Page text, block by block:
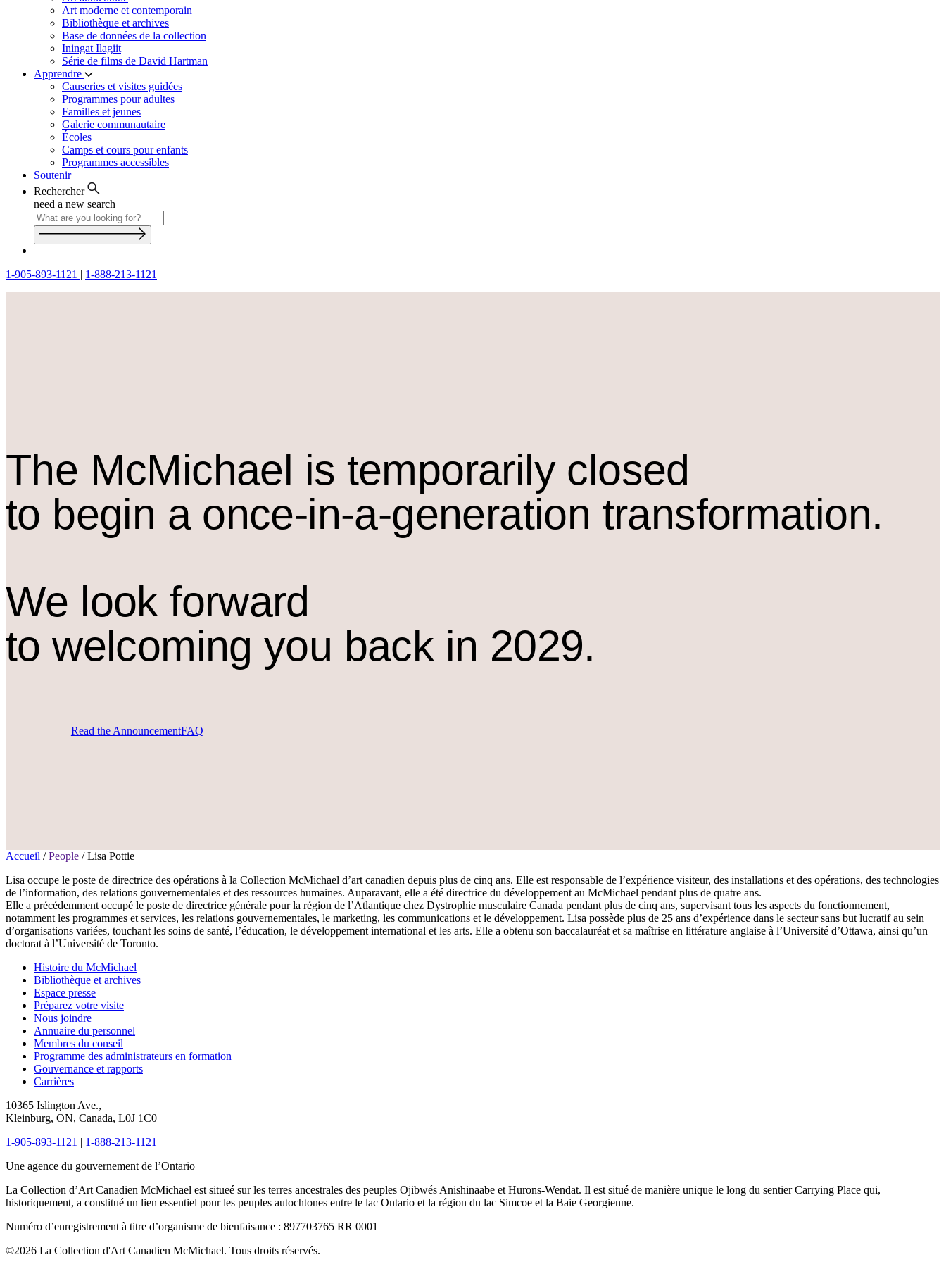
Art moderne et contemporain
Bibliothèque et archives
Base de données de la collection
Iningat Ilagiit
Série de films de David Hartman
Apprendre
Causeries et visites guidées
Programmes pour adultes
Familles et jeunes
Galerie communautaire
Écoles
Camps et cours pour enfants
Programmes accessibles
Soutenir
Rechercher
need a new search
1-905-893-1121 | 1-888-213-1121
The McMichael is temporarily closed
to begin a once-in-a-generation transformation.
We look forward
to welcoming you back in 2029.
Read the AnnouncementFAQ
Accueil / People / Lisa Pottie
Lisa occupe le poste de directrice des opérations à la Collection McMichael d’art canadien depuis plus de cinq ans. Elle est responsable de l’expérience visiteur, des installations et des opérations, des technologies
de l’information, des relations gouvernementales et des ressources humaines. Auparavant, elle a été directrice du développement au McMichael pendant plus de quatre ans.
Elle a précédemment occupé le poste de directrice générale pour la région de l’Atlantique chez Dystrophie musculaire Canada pendant plus de cinq ans, supervisant tous les aspects du fonctionnement,
notamment les programmes et services, les relations gouvernementales, le marketing, les communications et le développement. Lisa possède plus de 25 ans d’expérience dans le secteur sans but lucratif au sein
d’organisations variées, touchant les soins de santé, l’éducation, le développement international et les arts. Elle a obtenu son baccalauréat et sa maîtrise en littérature anglaise à l’Université d’Ottawa, ainsi qu’un
doctorat à l’Université de Toronto.
Histoire du McMichael
Bibliothèque et archives
Espace presse
Préparez votre visite
Nous joindre
Annuaire du personnel
Membres du conseil
Programme des administrateurs en formation
Gouvernance et rapports
Carrières
10365 Islington Ave.,
Kleinburg, ON, Canada, L0J 1C0
1-905-893-1121 | 1-888-213-1121
Une agence du gouvernement de l’Ontario
La Collection d’Art Canadien McMichael est situeé sur les terres ancestrales des peuples Ojibwés Anishinaabe et Hurons-Wendat. Il est situé de manière unique le long du sentier Carrying Place qui,
historiquement, a constitué un lien essentiel pour les peuples autochtones entre le lac Ontario et la région du lac Simcoe et la Baie Georgienne.
Numéro d’enregistrement à titre d’organisme de bienfaisance : 897703765 RR 0001
©2026 La Collection d'Art Canadien McMichael. Tous droits réservés.